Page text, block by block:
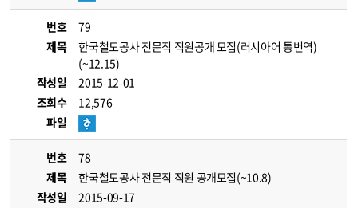
번호
79
제목
한국철도공사 전문직 직원공개 모집(러시아어 통번역)
(~12.15)
작성일
2015-12-01
조회수
12,576
파일
번호
78
제목
한국철도공사 전문직 직원 공개모집(~10.8)
작성일
2015-09-17